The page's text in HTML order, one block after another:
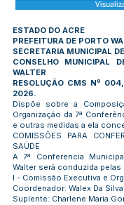
ESTADO DO ACRE
PREFEITURA DE PORTO
SECRETARIA MUNICIPAL
CONSELHO MUNICIPAL
WALTER
RESOLUÇÃO CMS Nº
2026.
Dispõe sobre a
Organização da 7ª
e outras medidas a ela
COMISSÕES PARA
SAÚDE
A 7ª Conferencia
Walter será conduzida
I - Comissão Executiva e
Coordenador: Walex Da
Suplente: Charlene Maria